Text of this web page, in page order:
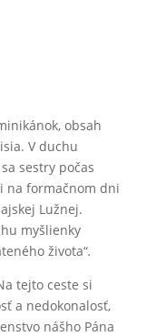
obsah
V duchu
sestry počas
na formačnom dni
Lužnej.
myšlienky
života“.
tejto ceste si
a nedokonalosť,
nášho Pána